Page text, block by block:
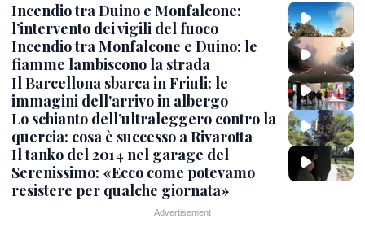
Incendio tra Duino e Monfalcone:
l’intervento dei vigili del fuoco
Incendio tra Monfalcone e Duino: le
fiamme lambiscono la strada
Il Barcellona sbarca in Friuli: le
immagini dell'arrivo in albergo
Lo schianto dell’ultraleggero contro la
quercia: cosa è successo a Rivarotta
Il tanko del 2014 nel garage del
Serenissimo: «Ecco come potevamo
resistere per qualche giornata»